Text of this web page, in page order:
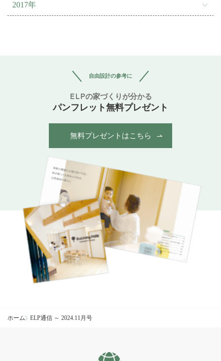
2017年
自由設計の参考に
ELPの家づくりが分かる
パンフレット無料プレゼント
無料プレゼントはこちら
ホーム ELP通信 ～ 2024.11月号